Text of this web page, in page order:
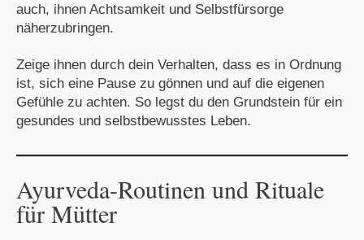
auch, ihnen Achtsamkeit und Selbstfürsorge
näherzubringen.
Zeige ihnen durch dein Verhalten, dass es in Ordnung
ist, sich eine Pause zu gönnen und auf die eigenen
Gefühle zu achten. So legst du den Grundstein für ein
gesundes und selbstbewusstes Leben.
Ayurveda-Routinen und Rituale
für Mütter